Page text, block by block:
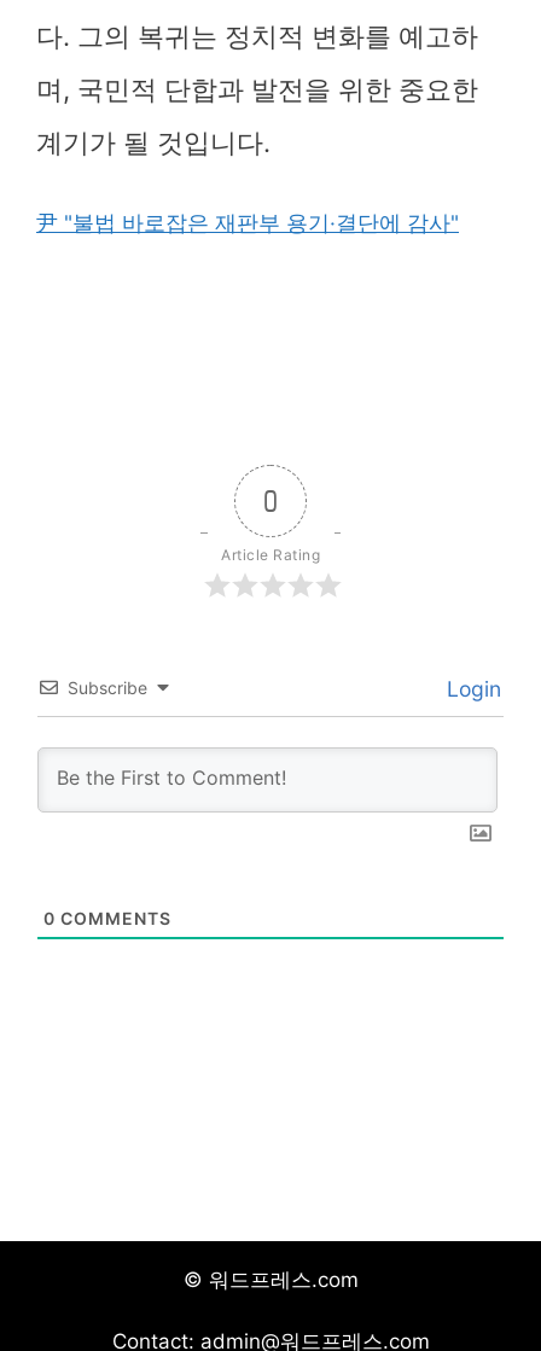
다. 그의 복귀는 정치적 변화를 예고하
며, 국민적 단합과 발전을 위한 중요한
계기가 될 것입니다.
尹 "불법 바로잡은 재판부 용기·결단에 감사"
0
Article Rating
Subscribe Login
0 COMMENTS
© 워드프레스.com
Contact: admin@워드프레스.com